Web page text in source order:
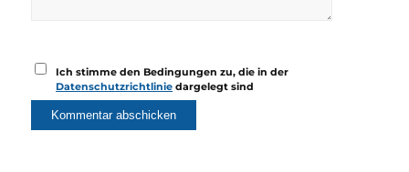
Ich stimme den Bedingungen zu, die in der
Datenschutzrichtlinie dargelegt sind